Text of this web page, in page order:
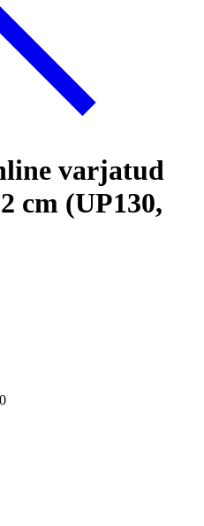
varjatud
cm (UP130,